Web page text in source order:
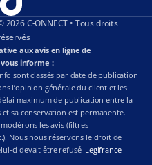
2026 C-ONNECT • Tous droits
aux avis en ligne de
informe :
sont classés par date de publication
l’opinion générale du client et les
maximum de publication entre la
sa conservation est permanente.
les avis (filtres
Nous nous réservons le droit de
ci devait être refusé. Legifrance